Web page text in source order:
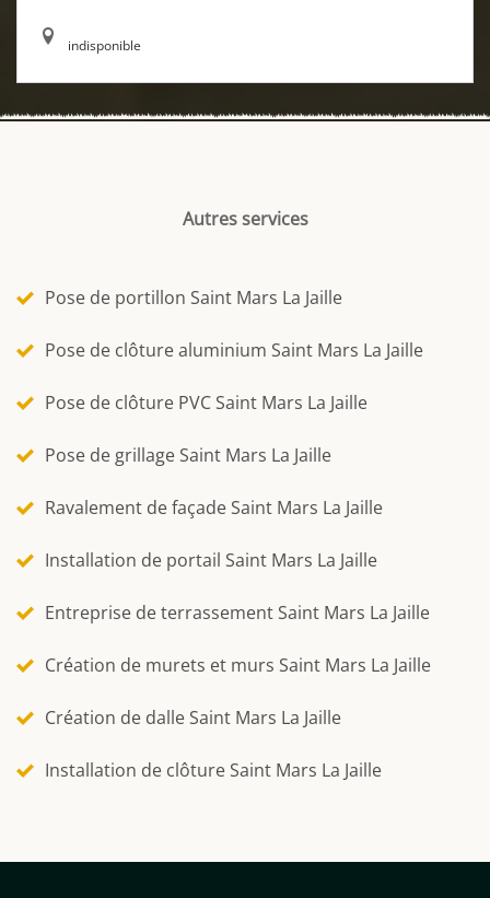
indisponible
Autres services
Pose de portillon Saint Mars La Jaille
Pose de clôture aluminium Saint Mars La Jaille
Pose de clôture PVC Saint Mars La Jaille
Pose de grillage Saint Mars La Jaille
Ravalement de façade Saint Mars La Jaille
Installation de portail Saint Mars La Jaille
Entreprise de terrassement Saint Mars La Jaille
Création de murets et murs Saint Mars La Jaille
Création de dalle Saint Mars La Jaille
Installation de clôture Saint Mars La Jaille